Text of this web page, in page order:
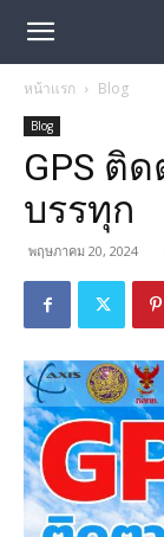
หน้าแรก Blog
Blog
GPS ติ
บรรทุก
พฤษภาคม 20, 2024